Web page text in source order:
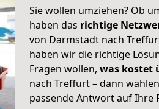
Sie wollen umziehen? Ob
haben das richtige
von Darmstadt nach
haben wir die richtige
Fragen wollen, was kostet
nach Treffurt – dann
passende Antwort auf Ihre